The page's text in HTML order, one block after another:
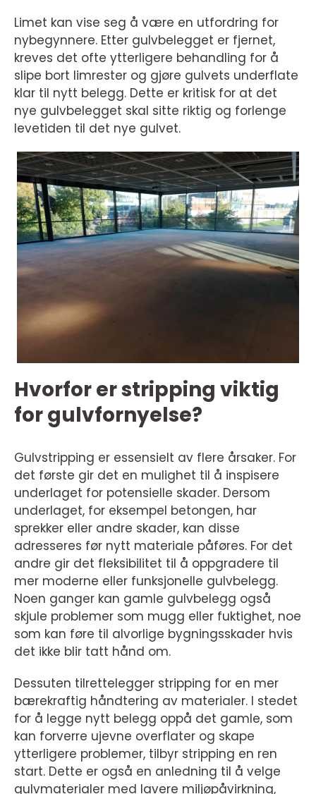
Limet kan vise seg å være en utfordring for
nybegynnere. Etter gulvbelegget er fjernet,
kreves det ofte ytterligere behandling for å
slipe bort limrester og gjøre gulvets underflate
klar til nytt belegg. Dette er kritisk for at det
nye gulvbelegget skal sitte riktig og forlenge
levetiden til det nye gulvet.
Hvorfor er stripping viktig
for gulvfornyelse?
Gulvstripping er essensielt av flere årsaker. For
det første gir det en mulighet til å inspisere
underlaget for potensielle skader. Dersom
underlaget, for eksempel betongen, har
sprekker eller andre skader, kan disse
adresseres før nytt materiale påføres. For det
andre gir det fleksibilitet til å oppgradere til
mer moderne eller funksjonelle gulvbelegg.
Noen ganger kan gamle gulvbelegg også
skjule problemer som mugg eller fuktighet, noe
som kan føre til alvorlige bygningsskader hvis
det ikke blir tatt hånd om.
Dessuten tilrettelegger stripping for en mer
bærekraftig håndtering av materialer. I stedet
for å legge nytt belegg oppå det gamle, som
kan forverre ujevne overflater og skape
ytterligere problemer, tilbyr stripping en ren
start. Dette er også en anledning til å velge
gulvmaterialer med lavere miljøpåvirkning,